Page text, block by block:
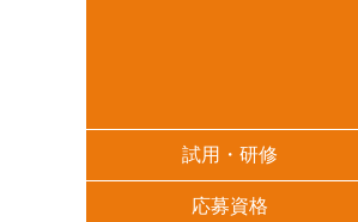
試用・研修
応募資格